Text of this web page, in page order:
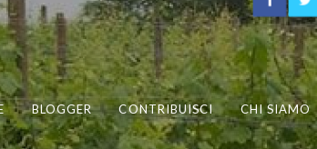
BLOGGER CONTRIBUISCI CHI SIAMO